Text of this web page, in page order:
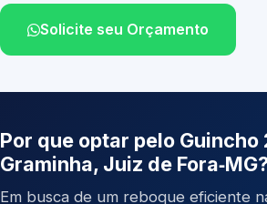
Solicite seu Orçamento
Por que optar pelo Guincho
Graminha, Juiz de
Em busca de um reboque eficiente